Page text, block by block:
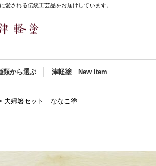
される伝統工芸品をお届けしています。
類から選ぶ 津軽塗 New Item
夫婦箸セット ななこ塗